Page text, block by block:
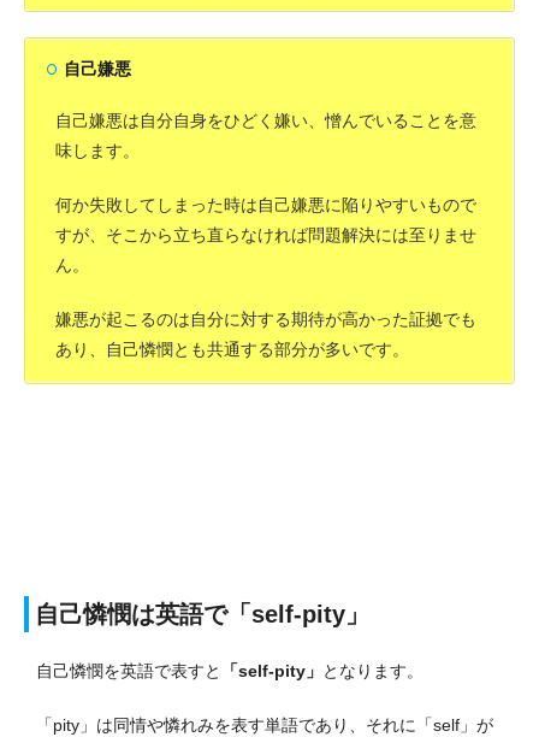
自己嫌悪
自己嫌悪は自分自身をひどく嫌い、憎んでいることを意
味します。
何か失敗してしまった時は自己嫌悪に陥りやすいもので
すが、そこから立ち直らなければ問題解決には至りませ
ん。
嫌悪が起こるのは自分に対する期待が高かった証拠でも
あり、自己憐憫とも共通する部分が多いです。
自己憐憫は英語で「self-pity」
自己憐憫を英語で表すと 「self-pity」 となります。
「pity」は同情や憐れみを表す単語であり、それに「self」が